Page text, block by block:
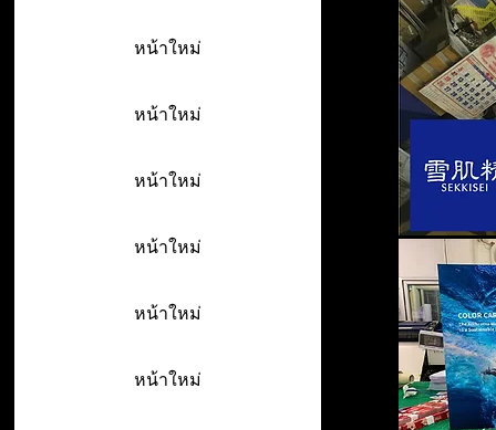
หน้าใหม่
หน้าใหม่
หน้าใหม่
หน้าใหม่
หน้าใหม่
หน้าใหม่